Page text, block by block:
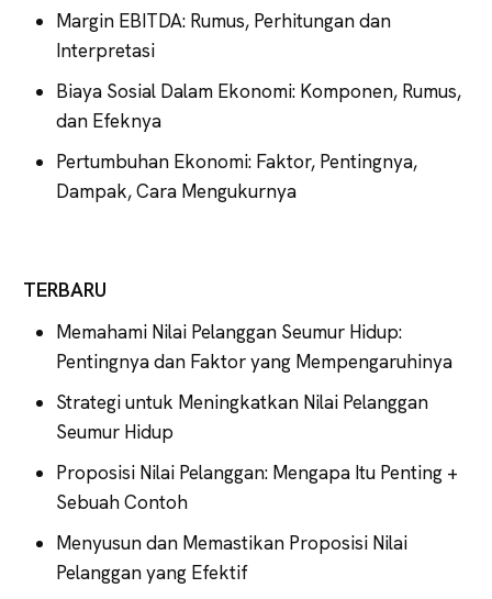
Margin EBITDA: Rumus, Perhitungan dan
Interpretasi
Biaya Sosial Dalam Ekonomi: Komponen, Rumus,
dan Efeknya
Pertumbuhan Ekonomi: Faktor, Pentingnya,
Dampak, Cara Mengukurnya
TERBARU
Memahami Nilai Pelanggan Seumur Hidup:
Pentingnya dan Faktor yang Mempengaruhinya
Strategi untuk Meningkatkan Nilai Pelanggan
Seumur Hidup
Proposisi Nilai Pelanggan: Mengapa Itu Penting +
Sebuah Contoh
Menyusun dan Memastikan Proposisi Nilai
Pelanggan yang Efektif